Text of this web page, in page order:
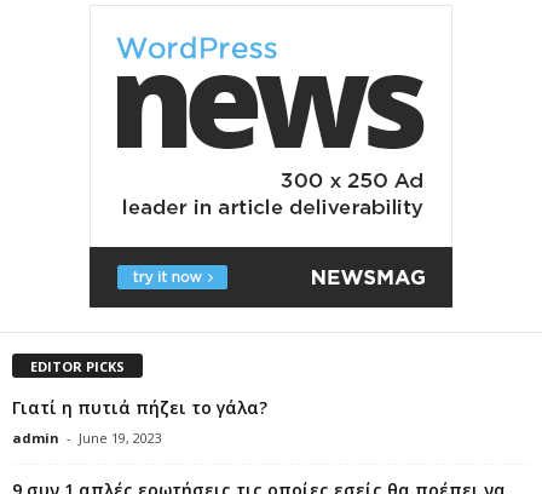
EDITOR PICKS
Γιατί η πυτιά πήζει το γάλα?
admin - June 19, 2023
9 συν 1 απλές ερωτήσεις τις οποίες εσείς θα πρέπει να